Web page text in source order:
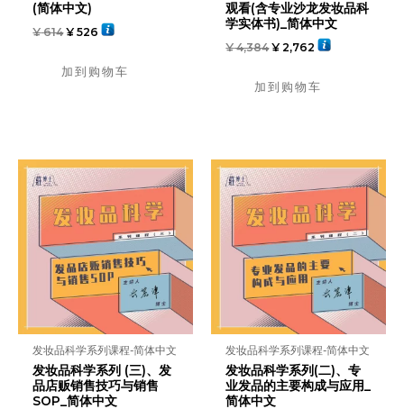
(简体中文)
¥614 ¥ 526
加到购物车
观看(含专业沙龙发妆品科
学实体书)_简体中文
¥4,384 ¥ 2,762
加到购物车
发妆品科学系列课程-简体中文
发妆品科学系列 (三)、发
品店贩销售技巧与销售
SOP_简体中文
发妆品科学系列课程-简体中文
发妆品科学系列(二)、专
业发品的主要构成与应用_
简体中文